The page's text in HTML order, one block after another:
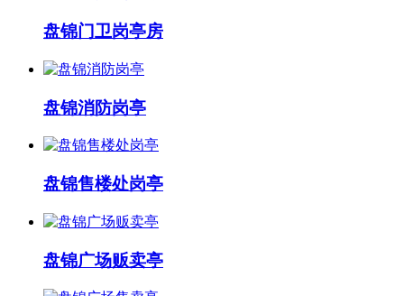
盘锦门卫岗亭房
盘锦消防岗亭
盘锦售楼处岗亭
盘锦广场贩卖亭